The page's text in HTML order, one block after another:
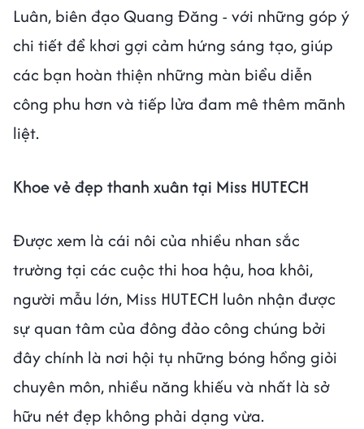
Luân, biên đạo Quang Đăng - với những góp ý
chi tiết để khơi gợi cảm hứng sáng tạo, giúp
các bạn hoàn thiện những màn biểu diễn
công phu hơn và tiếp lửa đam mê thêm mãnh
liệt.
Khoe vẻ đẹp thanh xuân tại Miss HUTECH
Được xem là cái nôi của nhiều nhan sắc
trường tại các cuộc thi hoa hậu, hoa khôi,
người mẫu lớn, Miss HUTECH luôn nhận được
sự quan tâm của đông đảo công chúng bởi
đây chính là nơi hội tụ những bóng hồng giỏi
chuyên môn, nhiều năng khiếu và nhất là sở
hữu nét đẹp không phải dạng vừa.